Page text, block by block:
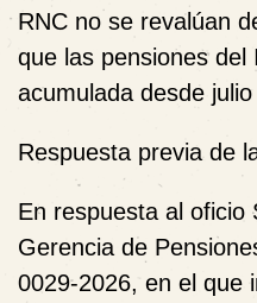
RNC no se revalúan
que las pensiones
acumulada desde
Respuesta previa de
En respuesta al oficio
Gerencia de
0029-2026, en el que